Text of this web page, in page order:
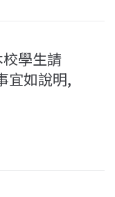
校學生請
宜如說明,